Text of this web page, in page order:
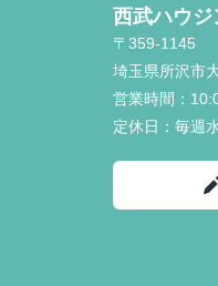
西武ハウ
〒359-1145
埼玉県所沢市
営業時間：
定休日： 毎週